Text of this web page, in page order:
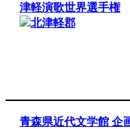
津軽演歌世界選手権
北津軽郡
青森県近代文学館 企